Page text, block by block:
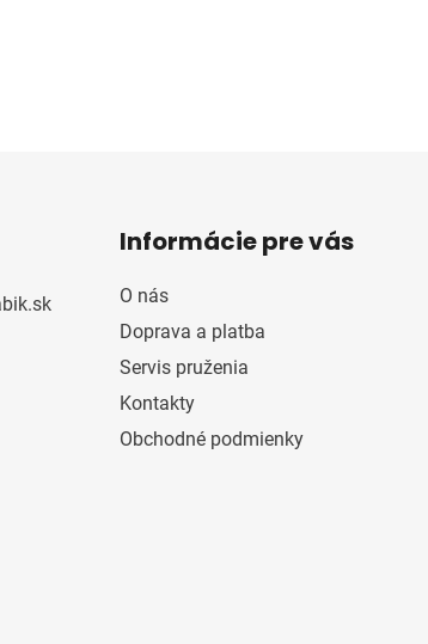
Informácie pre vás
O nás
Doprava a platba
Servis pruženia
Kontakty
Obchodné podmienky